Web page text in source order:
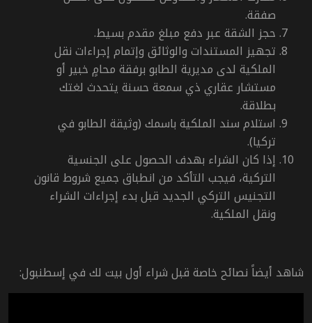
صفقة.
حجز الشقة عبر دفع مبلغ مقدم بسيط.
تجهيز المستندات والوثائق وإتمام إجراءات نقل
الملكية لدى مديرية الطابو برفقة محامٍ خبير أو
مستشار عقاري ذي سمعة حسنة يتحدث لغتك
بطلاقة.
استلام سند الملكية باسمك (وثيقة الطابو في
تركيا).
إذا كان الشراء بهدف الحصول على الجنسية
التركية، فيجب التأكد من انطباق جميع شروط قانون
التجنيس التركي الجديد قبل بدء إجراءات الشراء
ونقل الملكية.
شاهد أيضاً نصائح خاصة قبل شراء أول بيت لك في إسطنبول: